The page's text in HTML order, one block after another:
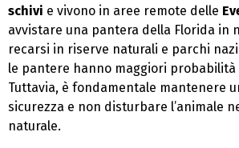
schivi e vivono in aree remote delle
avvistare una pantera della Florida in
recarsi in riserve naturali e parchi
le pantere hanno maggiori probabilità
Tuttavia, è fondamentale mantenere
sicurezza e non disturbare l’animale
naturale.